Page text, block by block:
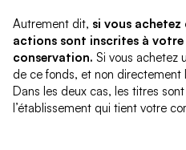
Autrement dit, si vous achetez
actions sont inscrites à
conservation. Si vous achetez
de ce fonds, et non directement
Dans les deux cas, les titres
l’établissement qui tient votre